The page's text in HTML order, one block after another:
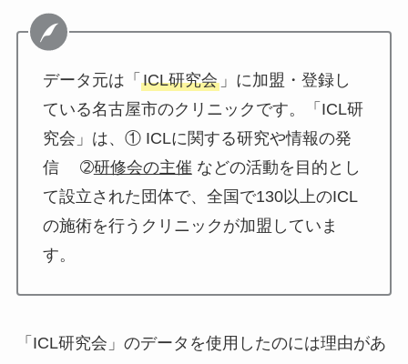
データ元は「 ICL研究会」に加盟・登録し
ている名古屋市のクリニックです。「ICL研
究会」は、① ICLに関する研究や情報の発
信 ➁研修会の主催 などの活動を目的とし
て設立された団体で、全国で130以上のICL
の施術を行うクリニックが加盟していま
す。
「ICL研究会」のデータを使用したのには理由があ